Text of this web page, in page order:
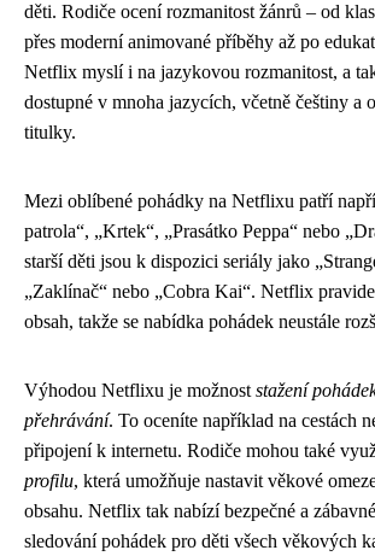
děti. Rodiče ocení rozmanitost žánrů – od
přes moderní animované příběhy až po
Netflix myslí i na jazykovou rozmanitost, a
dostupné v mnoha jazycích, včetně češtiny a
titulky.
Mezi oblíbené pohádky na Netflixu patří
patrola“, „Krtek“, „Prasátko Peppa“ nebo
starší děti jsou k dispozici seriály jako
„Zaklínač“ nebo „Cobra Kai“. Netflix
obsah, takže se nabídka pohádek neustále
Výhodou Netflixu je možnost stažení
přehrávání. To oceníte například na cestách
připojení k internetu. Rodiče mohou také
profilu, která umožňuje nastavit věkové
obsahu. Netflix tak nabízí bezpečné a
sledování pohádek pro děti všech věkových